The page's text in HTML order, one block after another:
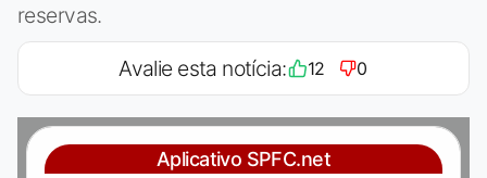
reservas.
Avalie esta notícia: 12 0
Aplicativo SPFC.net